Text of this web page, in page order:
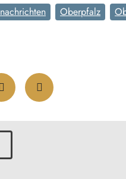
nachrichten Oberpfalz